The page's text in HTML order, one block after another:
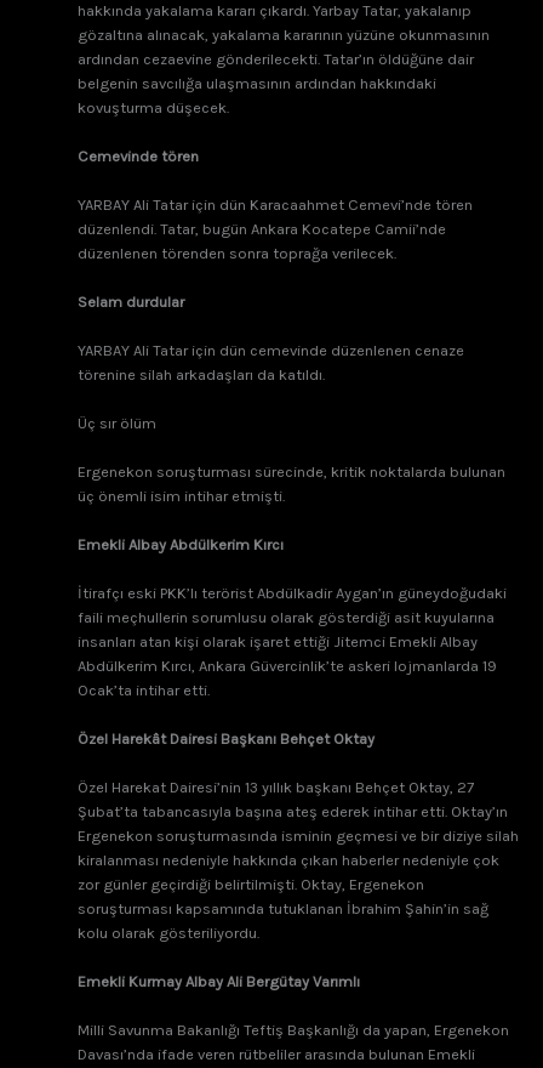
hakkında yakalama kararı çıkardı. Yarbay Tatar, yakalanıp
gözaltına alınacak, yakalama kararının yüzüne okunmasının
ardından cezaevine gönderilecekti. Tatar’ın öldüğüne dair
belgenin savcılığa ulaşmasının ardından hakkındaki
kovuşturma düşecek.
Cemevinde tören
YARBAY Ali Tatar için dün Karacaahmet Cemevi’nde tören
düzenlendi. Tatar, bugün Ankara Kocatepe Camii’nde
düzenlenen törenden sonra toprağa verilecek.
Selam durdular
YARBAY Ali Tatar için dün cemevinde düzenlenen cenaze
törenine silah arkadaşları da katıldı.
Üç sır ölüm
Ergenekon soruşturması sürecinde, kritik noktalarda bulunan
üç önemli isim intihar etmişti.
Emekli Albay Abdülkerim Kırcı
İtirafçı eski PKK’lı terörist Abdülkadir Aygan’ın güneydoğudaki
faili meçhullerin sorumlusu olarak gösterdiği asit kuyularına
insanları atan kişi olarak işaret ettiği Jitemci Emekli Albay
Abdülkerim Kırcı, Ankara Güvercinlik’te askeri lojmanlarda 19
Ocak’ta intihar etti.
Özel Harekât Dairesi Başkanı Behçet Oktay
Özel Harekat Dairesi’nin 13 yıllık başkanı Behçet Oktay, 27
Şubat’ta tabancasıyla başına ateş ederek intihar etti. Oktay’ın
Ergenekon soruşturmasında isminin geçmesi ve bir diziye silah
kiralanması nedeniyle hakkında çıkan haberler nedeniyle çok
zor günler geçirdiği belirtilmişti. Oktay, Ergenekon
soruşturması kapsamında tutuklanan İbrahim Şahin’in sağ
kolu olarak gösteriliyordu.
Emekli Kurmay Albay Ali Bergütay Varımlı
Milli Savunma Bakanlığı Teftiş Başkanlığı da yapan, Ergenekon
Davası’nda ifade veren rütbeliler arasında bulunan Emekli